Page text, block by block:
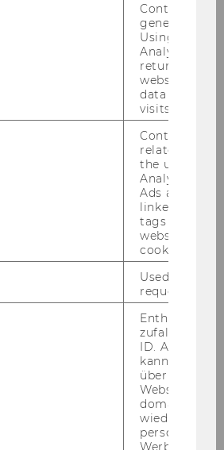
Economics (Prof. Klaus
Economics (Prof. Klaus
Nikolaus Fink, No. 0863)
Seminar in Regulation and
Economics (Prof. Klaus
0870)
Subject in Economics -
Contains a
generated
Using this
Analytics can
returning
website and
data from
visits.
Contains
related
the user. If
Analytics and
Ads accounts
linked, the
tags on the
website read
cookie.
Used to
request rate.
Enthält eine
ID. Anhand
kann Google
über
Websites
Werbung